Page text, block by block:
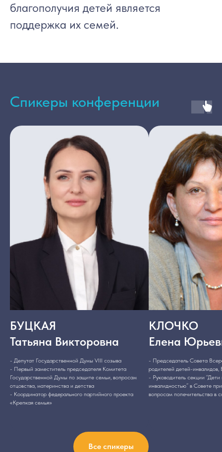
благополучия детей является
поддержка их семей.
Спикеры конференции
БУЦКАЯ
Татьяна Викторовна
- Депутат Государственной Думы VIII созыва
- Первый заместитель председателя Комитета
Государственной Думы по защите семьи, вопросам
отцовства, материнства и детства
- Координатор федерального партийного проекта
«Крепкая семья»
КЛОЧКО
Елена
- Председатель Совета
родителей детей-
- Руководитель секции
инвалидностью” в Совете
вопросам попечительства в
Все спикеры